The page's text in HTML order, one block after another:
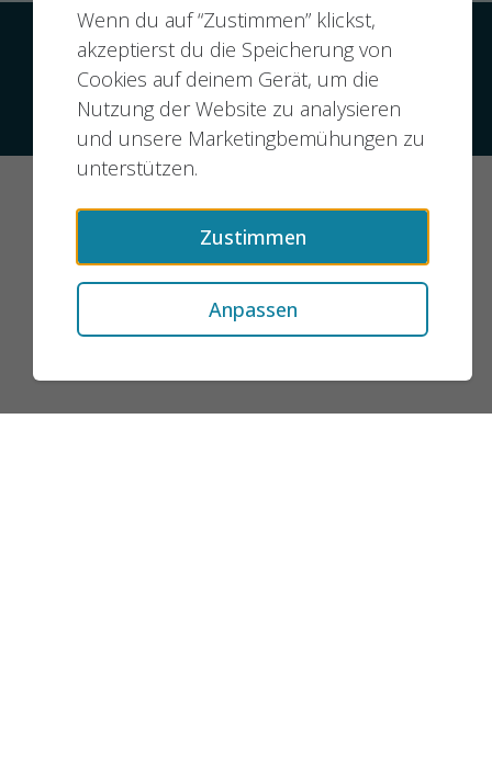
Kontakt Datenschutz Impressum
© 2026 jobMIXER.de, alle Rechte vorbehalten
Wenn du auf “Zustimmen” klickst,
akzeptierst du die Speicherung von
Cookies auf deinem Gerät, um die
Nutzung der Website zu analysieren
und unsere Marketingbemühungen zu
unterstützen.
Zustimmen
Anpassen